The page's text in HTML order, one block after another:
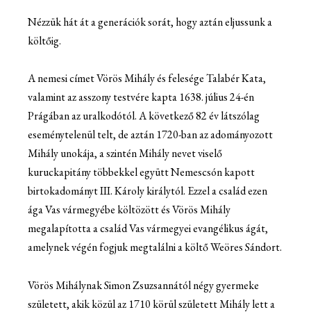
Nézzük hát át a generációk sorát, hogy aztán eljussunk a
költőig.
A nemesi címet Vörös Mihály és felesége Talabér Kata,
valamint az asszony testvére kapta 1638. július 24-én
Prágában az uralkodótól. A következő 82 év látszólag
eseménytelenül telt, de aztán 1720-ban az adományozott
Mihály unokája, a szintén Mihály nevet viselő
kuruckapitány többekkel együtt Nemescsón kapott
birtokadományt III. Károly királytól. Ezzel a család ezen
ága Vas vármegyébe költözött és Vörös Mihály
megalapította a család Vas vármegyei evangélikus ágát,
amelynek végén fogjuk megtalálni a költő Weöres Sándort.
Vörös Mihálynak Simon Zsuzsannától négy gyermeke
született, akik közül az 1710 körül született Mihály lett a